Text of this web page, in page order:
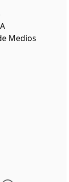
Medios